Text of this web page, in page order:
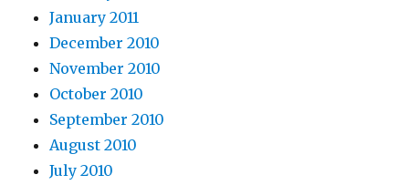
January 2011
December 2010
November 2010
October 2010
September 2010
August 2010
July 2010